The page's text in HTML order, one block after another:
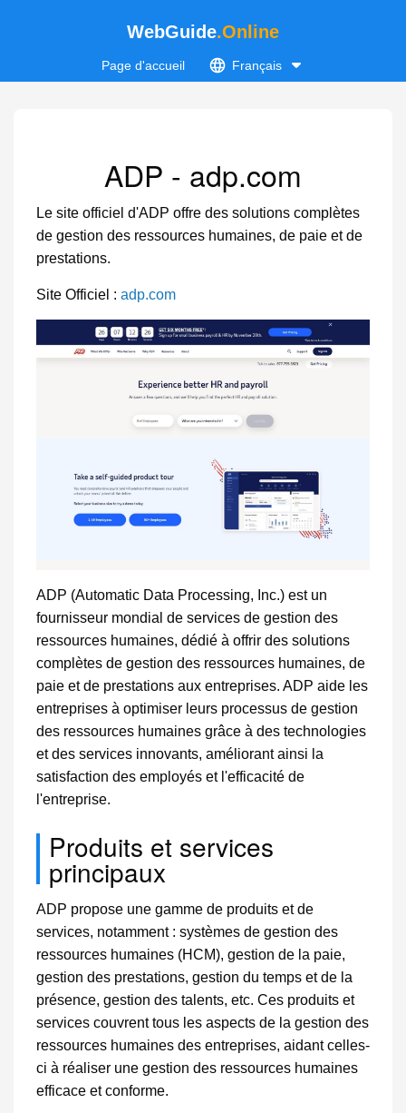
WebGuide.Online
Page d'accueil Français
ADP - adp.com
Le site officiel d'ADP offre des solutions complètes
de gestion des ressources humaines, de paie et de
prestations.
Site Officiel : adp.com
ADP (Automatic Data Processing, Inc.) est un
fournisseur mondial de services de gestion des
ressources humaines, dédié à offrir des solutions
complètes de gestion des ressources humaines, de
paie et de prestations aux entreprises. ADP aide les
entreprises à optimiser leurs processus de gestion
des ressources humaines grâce à des technologies
et des services innovants, améliorant ainsi la
satisfaction des employés et l'efficacité de
l'entreprise.
Produits et services
principaux
ADP propose une gamme de produits et de
services, notamment : systèmes de gestion des
ressources humaines (HCM), gestion de la paie,
gestion des prestations, gestion du temps et de la
présence, gestion des talents, etc. Ces produits et
services couvrent tous les aspects de la gestion des
ressources humaines des entreprises, aidant celles-
ci à réaliser une gestion des ressources humaines
efficace et conforme.